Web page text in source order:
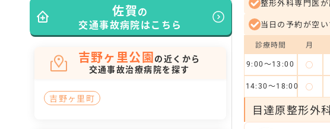
整形外科専門医
当日の予約が空
診療時間 月
9:00～13:00 ◯
14:30～18:00 ◯
目達原整形外
佐賀の
交通事故病院はこちら
吉野ヶ里公園の近くから
交通事故治療病院を探す
吉野ヶ里町